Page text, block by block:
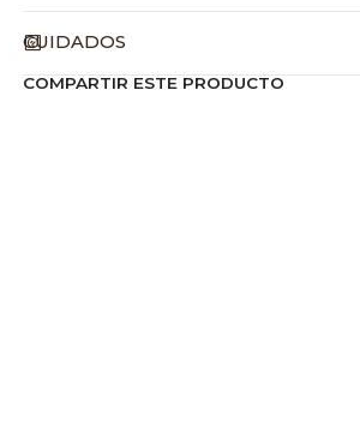
CUIDADOS
COMPARTIR ESTE PRODUCTO